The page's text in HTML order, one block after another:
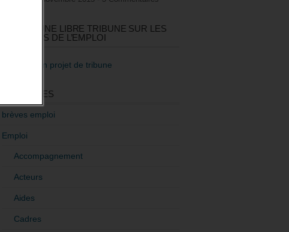
RÉDIGEZ UNE LIBRE TRIBUNE SUR LES
POLITIQUES DE L’EMPLOI
>Décrire mon projet de tribune
CATÉGORIES
brèves emploi
Emploi
Accompagnement
Acteurs
Aides
Cadres